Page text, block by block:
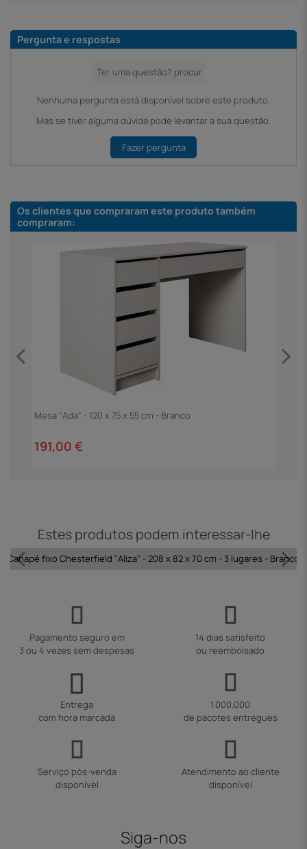
Pergunta e respostas
Nenhuma pergunta está disponível sobre este produto.
Mas se tiver alguma dúvida pode levantar a sua questão.
Fazer pergunta
Os clientes que compraram este produto também
compraram:
Mesa "Ada" - 120 x 75 x 55 cm - Branco
191,00 €
Estes produtos podem interessar-lhe
Canapé fixo Chesterfield "Aliza" - 208 x 82 x 70 cm - 3 lugares - Branco
Pagamento seguro em
3 ou 4 vezes sem despesas
14 dias satisfeito
ou reembolsado
Entrega
com hora marcada
1.000.000
de pacotes entregues
Serviço pós-venda
disponível
Atendimento ao cliente
disponível
Siga-nos